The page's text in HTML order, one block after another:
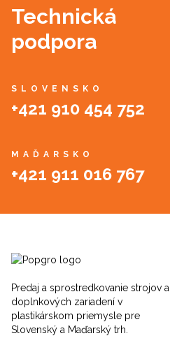
Technická
podpora
SLOVENSKO
+421 910 454 752
MAĎARSKO
+421 911 016 767
Predaj a sprostredkovanie strojov a
doplnkových zariadení v
plastikárskom priemysle pre
Slovenský a Maďarský trh.